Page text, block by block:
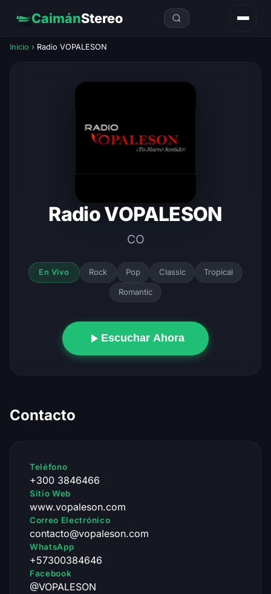
CaimánStereo
Inicio › Radio VOPALESON
Radio VOPALESON
CO
En Vivo Rock Pop Classic Tropical
Romantic
Escuchar Ahora
Contacto
Teléfono
+300 3846466
Sitio Web
www.vopaleson.com
Correo Electrónico
contacto@vopaleson.com
WhatsApp
+57300384646
Facebook
@VOPALESON